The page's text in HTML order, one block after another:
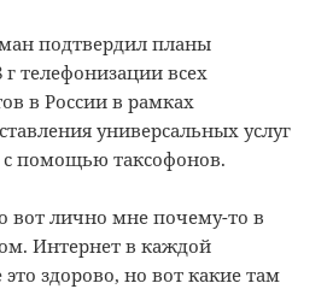
подтвердил планы
телефонизации всех
в России в рамках
универсальных услуг
с помощью таксофонов.
вот лично мне почему-то в
Интернет в каждой
здорово, но вот какие там